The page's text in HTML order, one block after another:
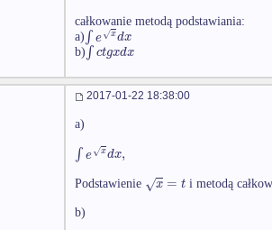
całkowanie metodą podstawiania:
a)∫ e x
√ dx
b)∫ ctgxdx
2017-01-22 18:38:00
a)
∫ e x
√ dx,
Podstawienie x
√ = t i metodą
b)